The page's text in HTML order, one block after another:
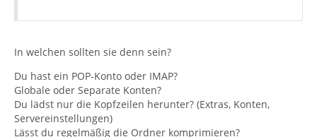
In welchen sollten sie denn sein?
Du hast ein POP-Konto oder IMAP?
Globale oder Separate Konten?
Du lädst nur die Kopfzeilen herunter? (Extras, Konten,
Servereinstellungen)
Lässt du regelmäßig die Ordner komprimieren?